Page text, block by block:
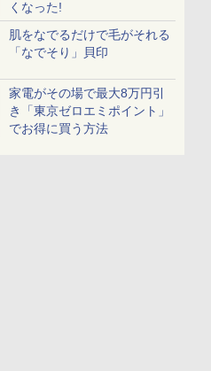
くなった!
肌をなでるだけで毛がそれる
「なでそり」貝印
家電がその場で最大8万円引
き「東京ゼロエミポイント」
でお得に買う方法